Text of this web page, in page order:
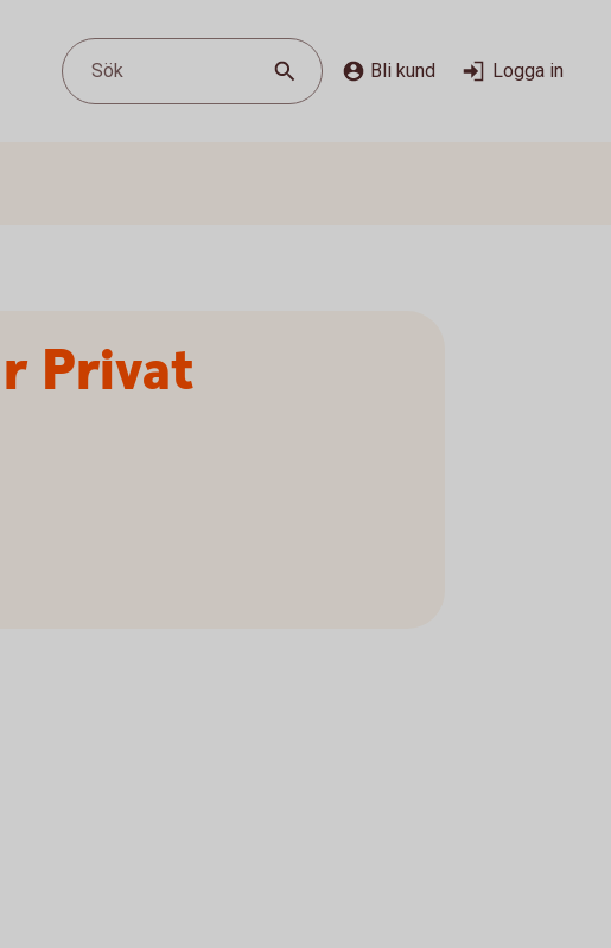
Sök Bli kund Logga in
Privat